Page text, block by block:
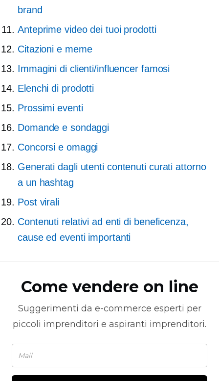
brand
Anteprime video dei tuoi prodotti
Citazioni e meme
Immagini di clienti/influencer famosi
Elenchi di prodotti
Prossimi eventi
Domande e sondaggi
Concorsi e omaggi
Generati dagli utenticontenuti curati attorno
a un hashtag
Post virali
Contenuti relativi ad enti di beneficenza,
cause ed eventi importanti
Come vendere on line
Suggerimenti da e-commerce esperti per
piccoli imprenditori e aspiranti imprenditori.